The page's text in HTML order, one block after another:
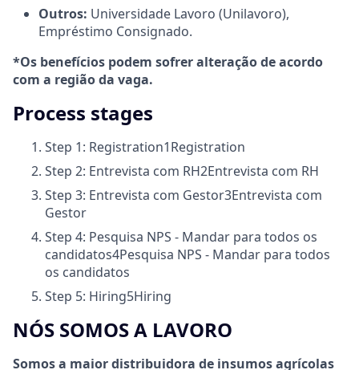
Outros: Universidade Lavoro (Unilavoro),
Empréstimo Consignado.
*Os benefícios podem sofrer alteração de acordo
com a região da vaga.
Process stages
Step 1: Registration1Registration
Step 2: Entrevista com RH2Entrevista com RH
Step 3: Entrevista com Gestor3Entrevista com
Gestor
Step 4: Pesquisa NPS - Mandar para todos os
candidatos4Pesquisa NPS - Mandar para todos
os candidatos
Step 5: Hiring5Hiring
NÓS SOMOS A LAVORO
Somos a maior distribuidora de insumos agrícolas